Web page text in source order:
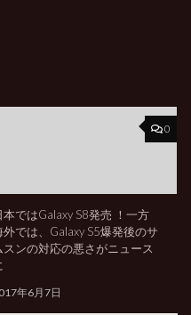
0
本ではGalaxy S8発売 ！一方
外では、Galaxy S5爆発後のサ
スンの対応の悪さがニュース
年6月7日